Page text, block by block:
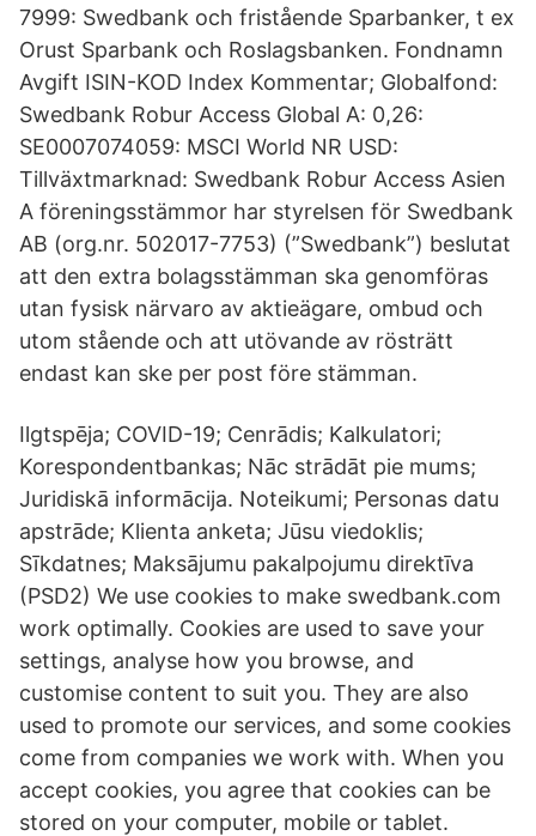
7999: Swedbank och fristående Sparbanker, t ex
Orust Sparbank och Roslagsbanken. Fondnamn
Avgift ISIN-KOD Index Kommentar; Globalfond:
Swedbank Robur Access Global A: 0,26:
SE0007074059: MSCI World NR USD:
Tillväxtmarknad: Swedbank Robur Access Asien
A föreningsstämmor har styrelsen för Swedbank
AB (org.nr. 502017-7753) (”Swedbank”) beslutat
att den extra bolagsstämman ska genomföras
utan fysisk närvaro av aktieägare, ombud och
utom stående och att utövande av rösträtt
endast kan ske per post före stämman.
Ilgtspēja; COVID-19; Cenrādis; Kalkulatori;
Korespondentbankas; Nāc strādāt pie mums;
Juridiskā informācija. Noteikumi; Personas datu
apstrāde; Klienta anketa; Jūsu viedoklis;
Sīkdatnes; Maksājumu pakalpojumu direktīva
(PSD2) We use cookies to make swedbank.com
work optimally. Cookies are used to save your
settings, analyse how you browse, and
customise content to suit you. They are also
used to promote our services, and some cookies
come from companies we work with. When you
accept cookies, you agree that cookies can be
stored on your computer, mobile or tablet.